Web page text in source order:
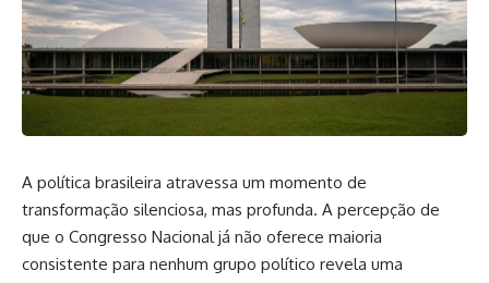
A política brasileira atravessa um momento de
transformação silenciosa, mas profunda. A percepção de
que o Congresso Nacional já não oferece maioria
consistente para nenhum grupo político revela uma